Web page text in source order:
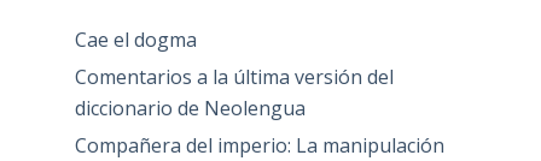
Cae el dogma
Comentarios a la última versión del
diccionario de Neolengua
Compañera del imperio: La manipulación